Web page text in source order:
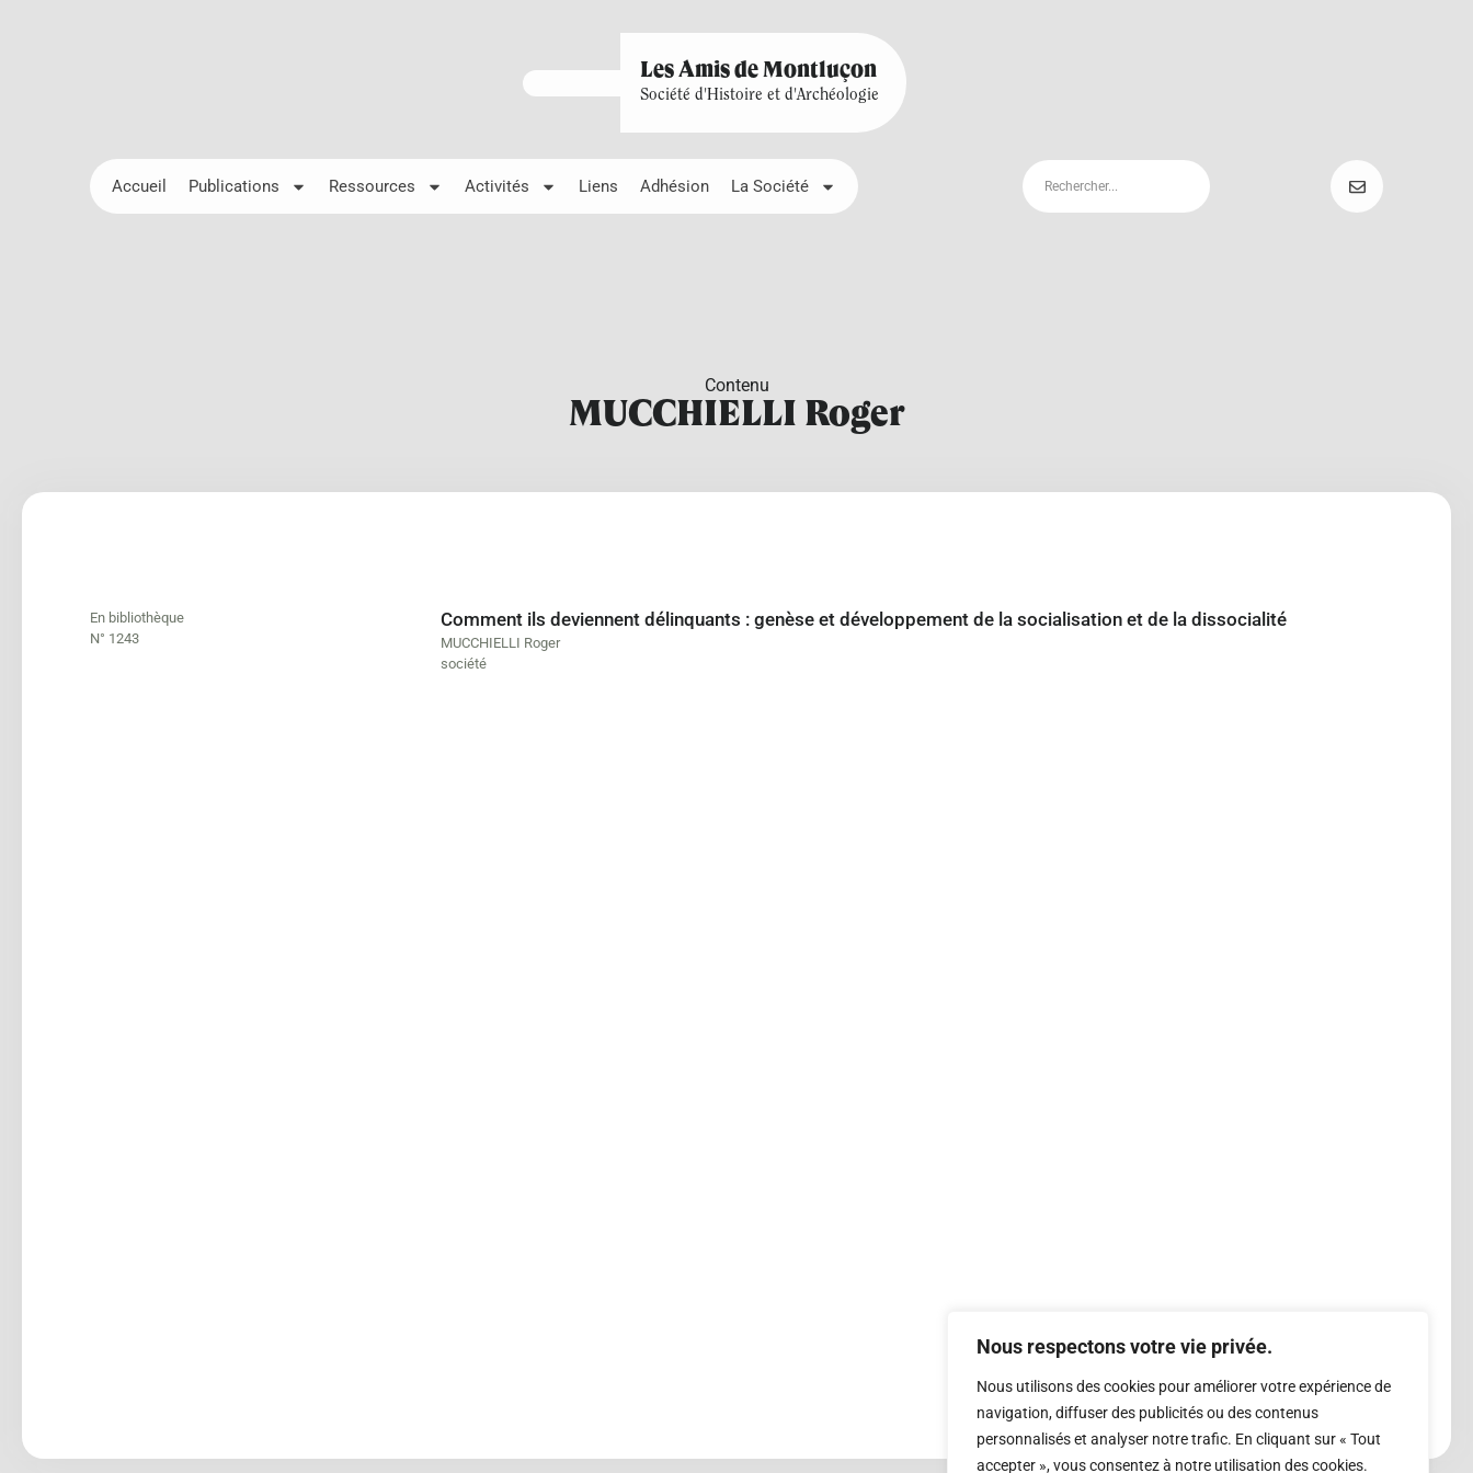
Nous respectons votre vie privée.
Nous utilisons des cookies pour améliorer votre expérience de
navigation, diffuser des publicités ou des contenus
personnalisés et analyser notre trafic. En cliquant sur « Tout
accepter », vous consentez à notre utilisation des cookies.
Les Amis de Montluçon
Société d'Histoire et d'Archéologie
Accueil Publications Ressources Activités Liens Adhésion La Société
Contenu
MUCCHIELLI Roger
En bibliothèque
N° 1243
Comment ils deviennent délinquants : genèse et développement de la socialisation et de la dissocialité
MUCCHIELLI Roger
société